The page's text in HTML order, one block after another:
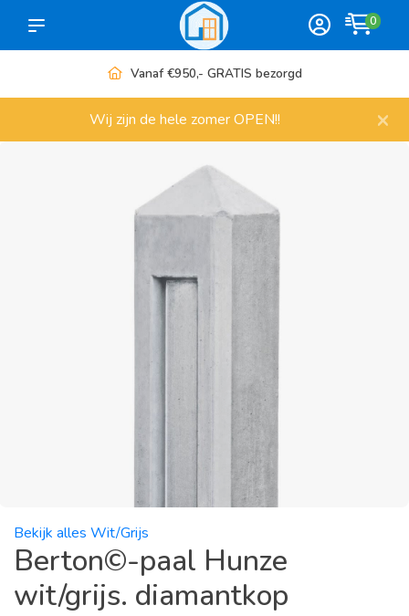
0
Meer dan 1000
Wij zijn de hele zomer OPEN!! ×
Bekijk alles Wit/Grijs
Berton©-paal Hunze
wit/grijs. diamantkop